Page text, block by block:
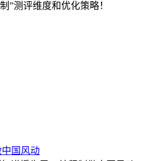
”测评维度和优化策略！
国风动